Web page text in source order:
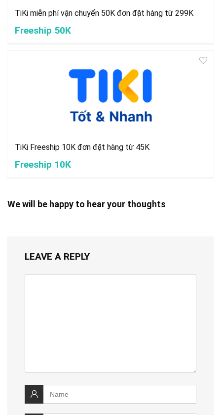
TiKi miễn phí vận chuyển 50K đơn đặt hàng từ 299K
Freeship 50K
TiKi Freeship 10K đơn đặt hàng từ 45K
Freeship 10K
We will be happy to hear your thoughts
LEAVE A REPLY